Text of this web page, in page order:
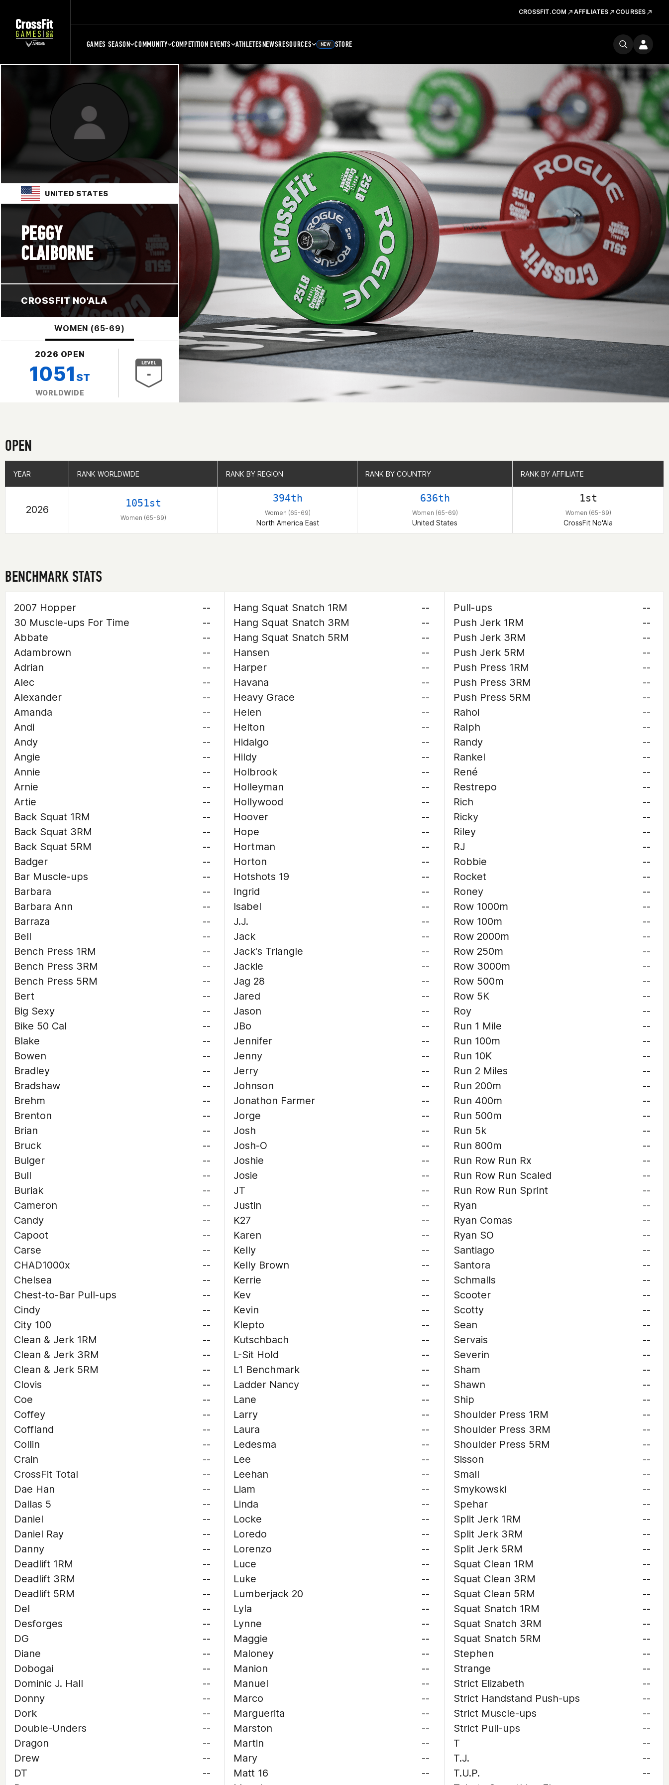
CROSSFIT.COM AFFILIATES COURSES
GAMES SEASON COMMUNITY COMPETITION EVENTS ATHLETESNEWSRESOURCES NEW STORE
UNITED STATES
PEGGY
CLAIBORNE
CROSSFIT NO'ALA
WOMEN (65-69)
2026 OPEN
1051 ST
WORLDWIDE
OPEN
YEAR RANK WORLDWIDE RANK BY REGION RANK BY COUNTRY RANK BY AFFILIATE
2026
1051st
Women (65-69)
394th
Women (65-69)
North America East
636th
Women (65-69)
United States
1st
Women (65-69)
CrossFit No'Ala
YEAR RANK WORLDWIDE RANK BY REGION RANK BY COUNTRY RANK BY AFFILIATE
BENCHMARK STATS
2007 Hopper
--
30 Muscle-ups For Time
--
Abbate
--
Adambrown
--
Adrian
--
Alec
--
Alexander
--
Amanda
--
Andi
--
Andy
--
Angie
--
Annie
--
Arnie
--
Artie
--
Back Squat 1RM
--
Back Squat 3RM
--
Back Squat 5RM
--
Badger
--
Bar Muscle-ups
--
Barbara
--
Barbara Ann
--
Barraza
--
Bell
--
Bench Press 1RM
--
Bench Press 3RM
--
Bench Press 5RM
--
Bert
--
Big Sexy
--
Bike 50 Cal
--
Blake
--
Bowen
--
Bradley
--
Bradshaw
--
Brehm
--
Brenton
--
Brian
--
Bruck
--
Bulger
--
Bull
--
Buriak
--
Cameron
--
Candy
--
Capoot
--
Carse
--
CHAD1000x
--
Chelsea
--
Chest-to-Bar Pull-ups
--
Cindy
--
City 100
--
Clean & Jerk 1RM
--
Clean & Jerk 3RM
--
Clean & Jerk 5RM
--
Clovis
--
Coe
--
Coffey
--
Coffland
--
Collin
--
Crain
--
CrossFit Total
--
Dae Han
--
Dallas 5
--
Daniel
--
Daniel Ray
--
Danny
--
Deadlift 1RM
--
Deadlift 3RM
--
Deadlift 5RM
--
Del
--
Desforges
--
DG
--
Diane
--
Dobogai
--
Dominic J. Hall
--
Donny
--
Dork
--
Double-Unders
--
Dragon
--
Drew
--
DT
--
Hang Squat Snatch 1RM
--
Hang Squat Snatch 3RM
--
Hang Squat Snatch 5RM
--
Hansen
--
Harper
--
Havana
--
Heavy Grace
--
Helen
--
Helton
--
Hidalgo
--
Hildy
--
Holbrook
--
Holleyman
--
Hollywood
--
Hoover
--
Hope
--
Hortman
--
Horton
--
Hotshots 19
--
Ingrid
--
Isabel
--
J.J.
--
Jack
--
Jack's Triangle
--
Jackie
--
Jag 28
--
Jared
--
Jason
--
JBo
--
Jennifer
--
Jenny
--
Jerry
--
Johnson
--
Jonathon Farmer
--
Jorge
--
Josh
--
Josh-O
--
Joshie
--
Josie
--
JT
--
Justin
--
K27
--
Karen
--
Kelly
--
Kelly Brown
--
Kerrie
--
Kev
--
Kevin
--
Klepto
--
Kutschbach
--
L-Sit Hold
--
L1 Benchmark
--
Ladder Nancy
--
Lane
--
Larry
--
Laura
--
Ledesma
--
Lee
--
Leehan
--
Liam
--
Linda
--
Locke
--
Loredo
--
Lorenzo
--
Luce
--
Luke
--
Lumberjack 20
--
Lyla
--
Lynne
--
Maggie
--
Maloney
--
Manion
--
Manuel
--
Marco
--
Marguerita
--
Marston
--
Martin
--
Mary
--
Matt 16
--
Pull-ups
--
Push Jerk 1RM
--
Push Jerk 3RM
--
Push Jerk 5RM
--
Push Press 1RM
--
Push Press 3RM
--
Push Press 5RM
--
Rahoi
--
Ralph
--
Randy
--
Rankel
--
René
--
Restrepo
--
Rich
--
Ricky
--
Riley
--
RJ
--
Robbie
--
Rocket
--
Roney
--
Row 1000m
--
Row 100m
--
Row 2000m
--
Row 250m
--
Row 3000m
--
Row 500m
--
Row 5K
--
Roy
--
Run 1 Mile
--
Run 100m
--
Run 10K
--
Run 2 Miles
--
Run 200m
--
Run 400m
--
Run 500m
--
Run 5k
--
Run 800m
--
Run Row Run Rx
--
Run Row Run Scaled
--
Run Row Run Sprint
--
Ryan
--
Ryan Comas
--
Ryan SO
--
Santiago
--
Santora
--
Schmalls
--
Scooter
--
Scotty
--
Sean
--
Servais
--
Severin
--
Sham
--
Shawn
--
Ship
--
Shoulder Press 1RM
--
Shoulder Press 3RM
--
Shoulder Press 5RM
--
Sisson
--
Small
--
Smykowski
--
Spehar
--
Split Jerk 1RM
--
Split Jerk 3RM
--
Split Jerk 5RM
--
Squat Clean 1RM
--
Squat Clean 3RM
--
Squat Clean 5RM
--
Squat Snatch 1RM
--
Squat Snatch 3RM
--
Squat Snatch 5RM
--
Stephen
--
Strange
--
Strict Elizabeth
--
Strict Handstand Push-ups
--
Strict Muscle-ups
--
Strict Pull-ups
--
T
--
T.J.
--
T.U.P.
--